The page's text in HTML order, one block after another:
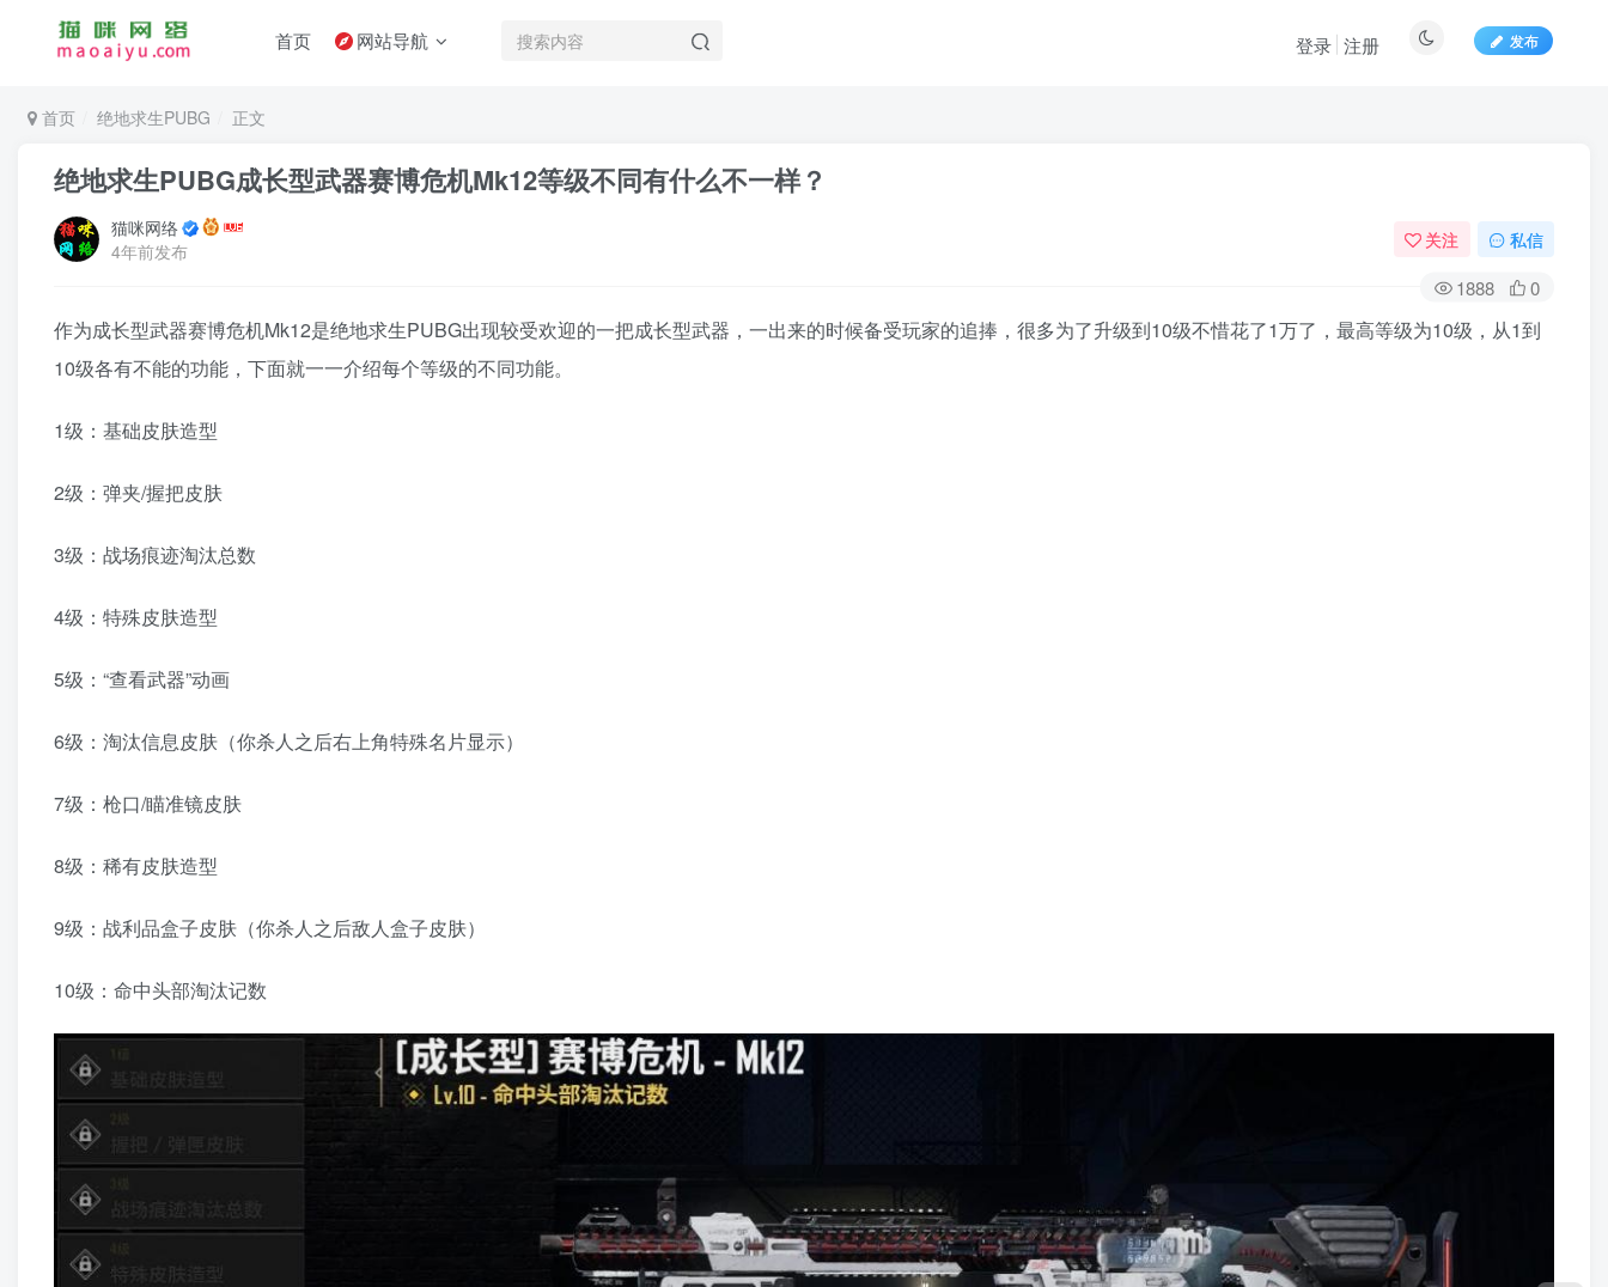
首页 网站导航 发布
登录 注册
首页 绝地求生PUBG 正文
绝地求生PUBG成长型武器赛博危机Mk12等级不同有什么不一样？
猫咪网络
4年前发布
关注 私信
1888 0
作为成长型武器赛博危机Mk12是绝地求生PUBG出现较受欢迎的一把成长型武器，一出来的时候备受玩家的追捧，很多为了升级到10级不惜花了1万了，最高等级为10级，从1到
10级各有不能的功能，下面就一一介绍每个等级的不同功能。
1级：基础皮肤造型
2级：弹夹/握把皮肤
3级：战场痕迹淘汰总数
4级：特殊皮肤造型
5级：“查看武器”动画
6级：淘汰信息皮肤（你杀人之后右上角特殊名片显示）
7级：枪口/瞄准镜皮肤
8级：稀有皮肤造型
9级：战利品盒子皮肤（你杀人之后敌人盒子皮肤）
10级：命中头部淘汰记数